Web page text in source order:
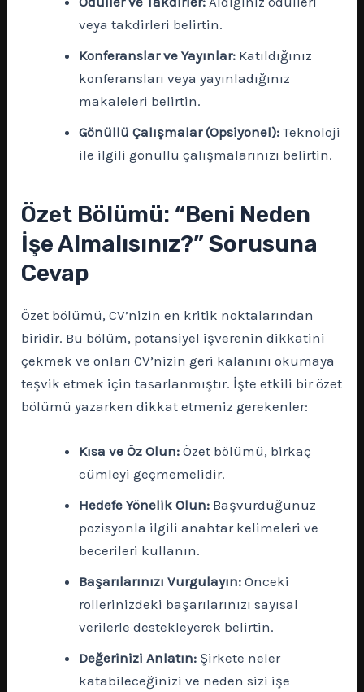
veya takdirleri belirtin.
Konferanslar ve Yayınlar: Katıldığınız
konferansları veya yayınladığınız
makaleleri belirtin.
Gönüllü Çalışmalar (Opsiyonel): Teknoloji
ile ilgili gönüllü çalışmalarınızı belirtin.
Özet Bölümü: “Beni Neden
İşe Almalısınız?” Sorusuna
Cevap
Özet bölümü, CV’nizin en kritik noktalarından
biridir. Bu bölüm, potansiyel işverenin dikkatini
çekmek ve onları CV’nizin geri kalanını okumaya
teşvik etmek için tasarlanmıştır. İşte etkili bir özet
bölümü yazarken dikkat etmeniz gerekenler:
Kısa ve Öz Olun: Özet bölümü, birkaç
cümleyi geçmemelidir.
Hedefe Yönelik Olun: Başvurduğunuz
pozisyonla ilgili anahtar kelimeleri ve
becerileri kullanın.
Başarılarınızı Vurgulayın: Önceki
rollerinizdeki başarılarınızı sayısal
verilerle destekleyerek belirtin.
Değerinizi Anlatın: Şirkete neler
katabileceğinizi ve neden sizi işe